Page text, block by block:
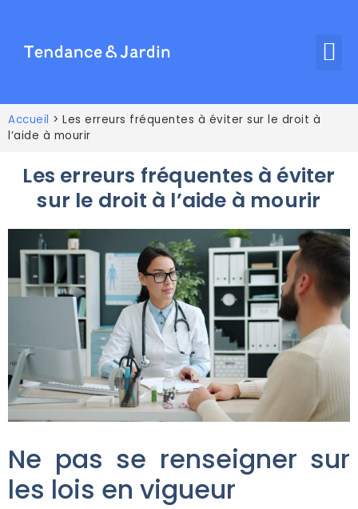
Accueil > Les erreurs fréquentes à éviter sur le droit à
l’aide à mourir
Les erreurs fréquentes à éviter
sur le droit à l’aide à mourir
Ne pas se renseigner sur
les lois en vigueur